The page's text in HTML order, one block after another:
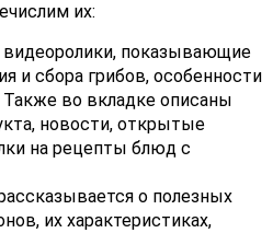
их:
видеоролики, показывающие
и сбора грибов, особенности
во вкладке описаны
новости, открытые
на рецепты блюд с
о полезных
их характеристиках,